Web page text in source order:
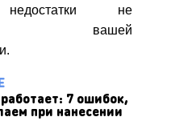
недостатки не
вашей
7 ошибок,
при нанесении